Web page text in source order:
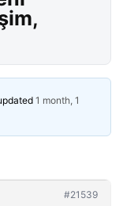
1 month, 1
#21539